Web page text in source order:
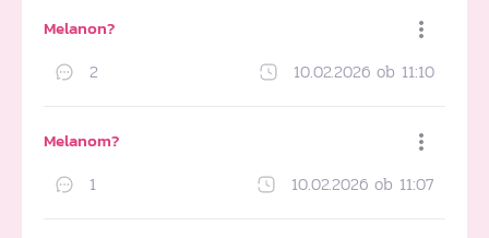
Melanon?
2 10.02.2026 ob 11:10
Melanom?
1 10.02.2026 ob 11:07